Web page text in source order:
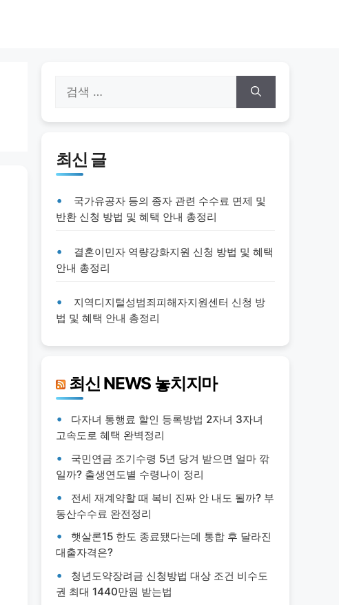
색:
최신 글
국가유공자 등의 종자 관련 수수료 면제 및
반환 신청 방법 및 혜택 안내 총정리
결혼이민자 역량강화지원 신청 방법 및 혜택
안내 총정리
지역디지털성범죄피해자지원센터 신청 방
법 및 혜택 안내 총정리
최신 NEWS 놓치지마
다자녀 통행료 할인 등록방법 2자녀 3자녀
고속도로 혜택 완벽정리
국민연금 조기수령 5년 당겨 받으면 얼마 깎
일까? 출생연도별 수령나이 정리
전세 재계약할 때 복비 진짜 안 내도 될까? 부
동산수수료 완전정리
햇살론15 한도 종료됐다는데 통합 후 달라진
대출자격은?
청년도약장려금 신청방법 대상 조건 비수도
권 최대 1440만원 받는법